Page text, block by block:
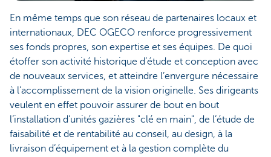
En même temps que son réseau de partenaires locaux et
internationaux, DEC OGECO renforce progressivement
ses fonds propres, son expertise et ses équipes. De quoi
étoffer son activité historique d’étude et conception avec
de nouveaux services, et atteindre l’envergure nécessaire
à l’accomplissement de la vision originelle. Ses dirigeants
veulent en effet pouvoir assurer de bout en bout
l’installation d’unités gazières "clé en main", de l’étude de
faisabilité et de rentabilité au conseil, au design, à la
livraison d’équipement et à la gestion complète du